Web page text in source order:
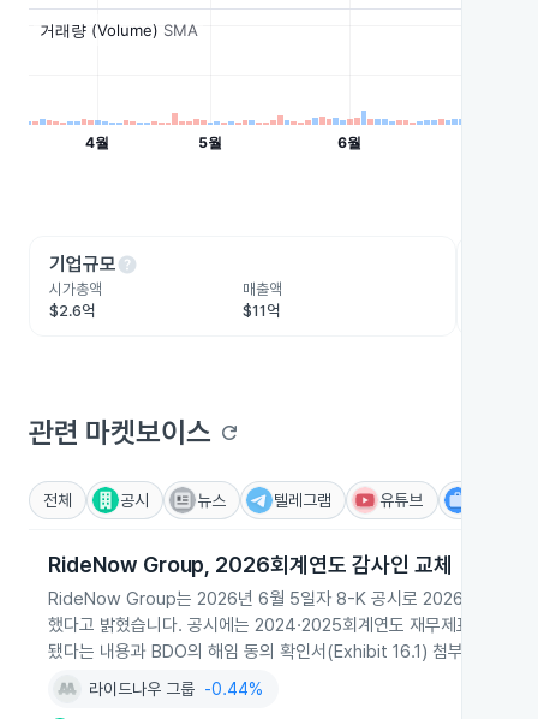
기업규모help
시가총액
$2.6억
매출액
$11억
관련 마켓보이스 refresh
전체 공시 뉴스 텔레그램 유튜브
RideNow Group, 2026회계연도 감사인 교체
RideNow Group는 2026년 6월 5일자 8-K 공시로 2026회계연도
했다고 밝혔습니다. 공시에는 2024·2025회계연도 재무제표에 대해
됐다는 내용과 BDO의 해임 동의 확인서(Exhibit 16.1) 첨부가 명시되
라이드나우 그룹 -0.44%